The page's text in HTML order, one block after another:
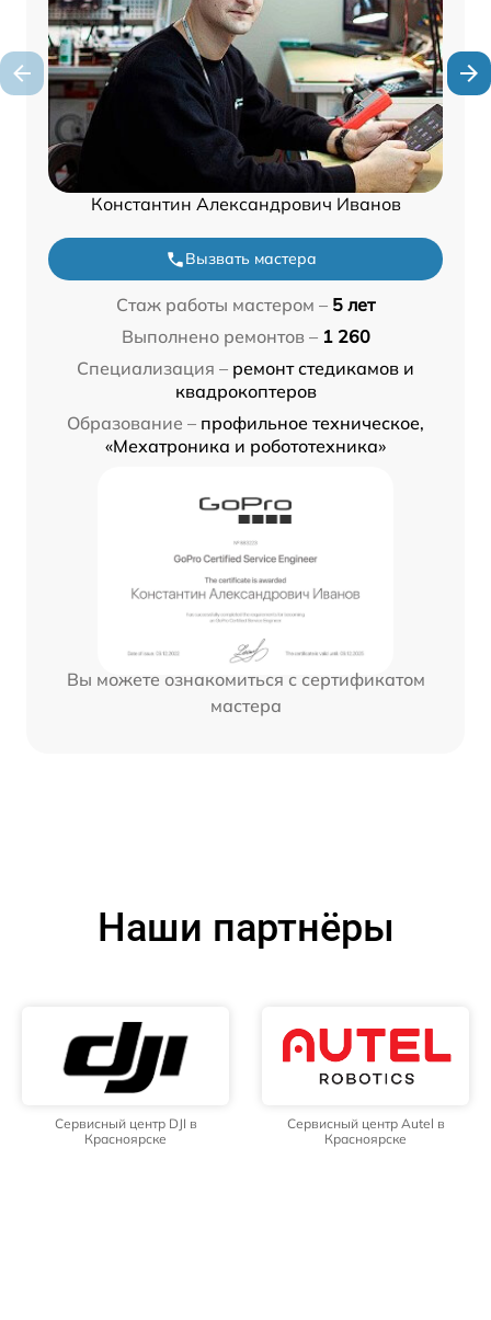
Константин Александрович Иванов
Вызвать мастера
Стаж работы мастером – 5 лет
Выполнено ремонтов – 1 260
Специализация – ремонт стедикамов и
квадрокоптеров
Образование – профильное техническое,
«Мехатроника и робототехника»
Вы можете ознакомиться с сертификатом
мастера
Наши партнёры
Сервисный центр DJI в
Красноярске
Сервисный центр Autel в
Красноярске